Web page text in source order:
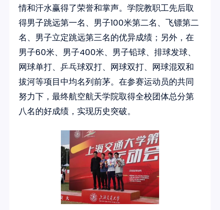
情和汗水赢得了荣誉和掌声。学院教职工先后取
得男子跳远第一名、男子100米第二名、飞镖第二
名、男子立定跳远第三名的优异成绩；另外，在
男子60米、男子400米、男子铅球、排球发球、
网球单打、乒乓球双打、网球双打、网球混双和
拔河等项目中均名列前茅。在参赛运动员的共同
努力下，最终航空航天学院取得全校团体总分第
八名的好成绩，实现历史突破。